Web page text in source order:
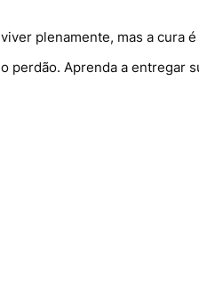
plenamente, mas a cura
perdão. Aprenda a